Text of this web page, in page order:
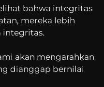
bahwa integritas
mereka lebih
integritas.
akan mengarahkan
dianggap bernilai